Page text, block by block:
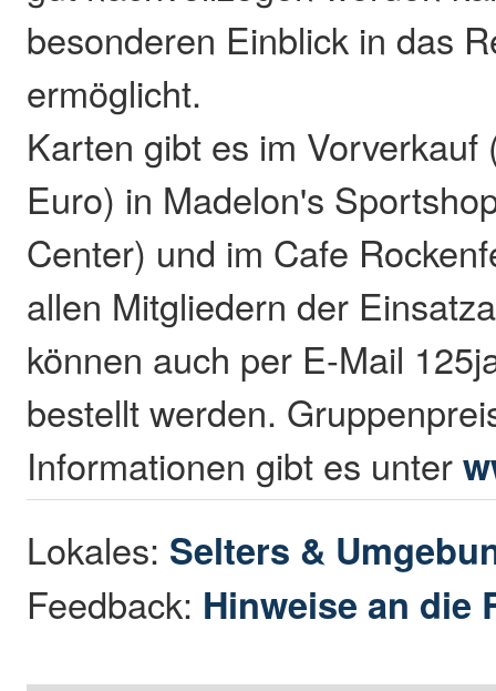
besonderen Einblick in das
ermöglicht.
Karten gibt es im
Euro) in Madelon's
Center) und im Cafe
allen Mitgliedern der
können auch per E-Mail
bestellt werden.
Informationen gibt es unter
Lokales: Selters &
Feedback: Hinweise an die